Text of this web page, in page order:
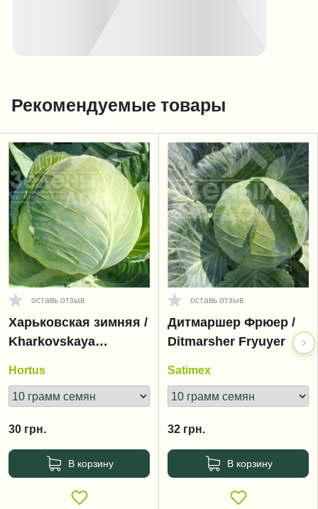
Рекомендуемые товары
оставь отзыв
Харьковская зимняя /
Kharkovskaya
Hortus
30 грн.
В корзину
оставь отзыв
Дитмаршер Фрюер /
Ditmarsher Fryuyer
Satimex
32 грн.
В корзину